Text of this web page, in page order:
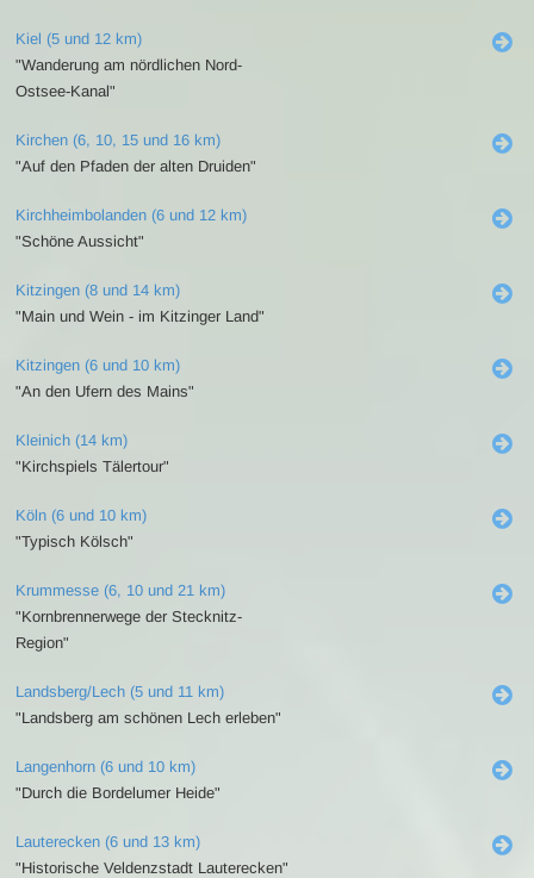
Kiel (5 und 12 km)
"Wanderung am nördlichen Nord-
Ostsee-Kanal"
Kirchen (6, 10, 15 und 16 km)
"Auf den Pfaden der alten Druiden"
Kirchheimbolanden (6 und 12 km)
"Schöne Aussicht"
Kitzingen (8 und 14 km)
"Main und Wein - im Kitzinger Land"
Kitzingen (6 und 10 km)
"An den Ufern des Mains"
Kleinich (14 km)
"Kirchspiels Tälertour"
Köln (6 und 10 km)
"Typisch Kölsch"
Krummesse (6, 10 und 21 km)
"Kornbrennerwege der Stecknitz-
Region"
Landsberg/Lech (5 und 11 km)
"Landsberg am schönen Lech erleben"
Langenhorn (6 und 10 km)
"Durch die Bordelumer Heide"
Lauterecken (6 und 13 km)
"Historische Veldenzstadt Lauterecken"